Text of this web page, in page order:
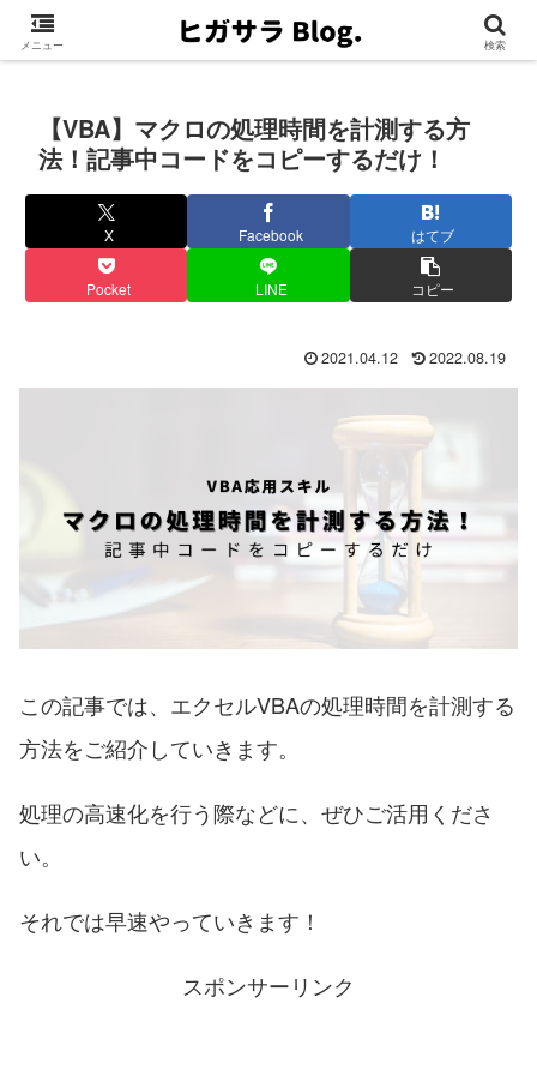
【VBA】マクロの処理時間を計測する方
法！記事中コードをコピーするだけ！
X Facebook はてブ
Pocket LINE コピー
2021.04.12 2022.08.19
この記事では、エクセルVBAの処理時間を計測する
方法をご紹介していきます。
処理の高速化を行う際などに、ぜひご活用くださ
い。
それでは早速やっていきます！
スポンサーリンク
メニュー 検索